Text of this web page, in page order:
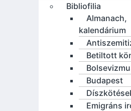
Bibliofilia
Almanach,
kalendárium
Betiltott
Budapest
Emigráns